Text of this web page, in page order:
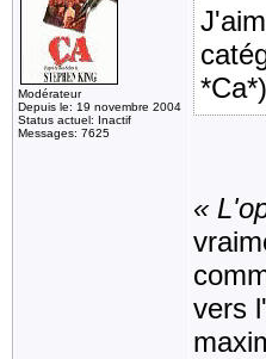
Modérateur
Depuis le: 19 novembre 2004
Status actuel: Inactif
Messages: 7625
*Ca*)
«
vers